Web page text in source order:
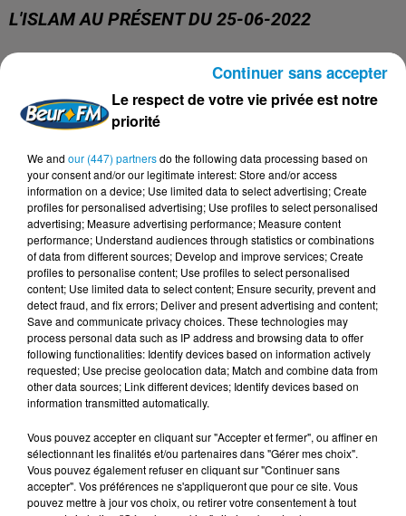
L'ISLAM AU PRÉSENT DU 25-06-2022
La spiritualité dans tous ses états !
DERNIERS PODCASTS
24 juillet 2026
Les Zinformés - 24/07/26
23 juillet 2026
Les Zinformés - 23/07/26
Le respect de votre vie privée est notre
priorité
We and our (447) partnersdo the following data processing based on
your consent and/or our legitimate interest: Store and/or access
information on a device; Use limited data to select advertising; Create
profiles for personalised advertising; Use profiles to select personalised
advertising; Measure advertising performance; Measure content
performance; Understand audiences through statistics or combinations
of data from different sources; Develop and improve services; Create
profiles to personalise content; Use profiles to select personalised
content; Use limited data to select content; Ensure security, prevent and
detect fraud, and fix errors; Deliver and present advertising and content;
Save and communicate privacy choices. These technologies may
process personal data such as IP address and browsing data to offer
following functionalities: Identify devices based on information actively
requested; Use precise geolocation data; Match and combine data from
other data sources; Link different devices; Identify devices based on
information transmitted automatically.
Vous pouvez accepter en cliquant sur "Accepter et fermer", ou affiner en
sélectionnant les finalités et/ou partenaires dans "Gérer mes choix".
Vous pouvez également refuser en cliquant sur "Continuer sans
accepter". Vos préférences ne s'appliqueront que pour ce site. Vous
pouvez mettre à jour vos choix, ou retirer votre consentement à tout
Continuer sans accepter